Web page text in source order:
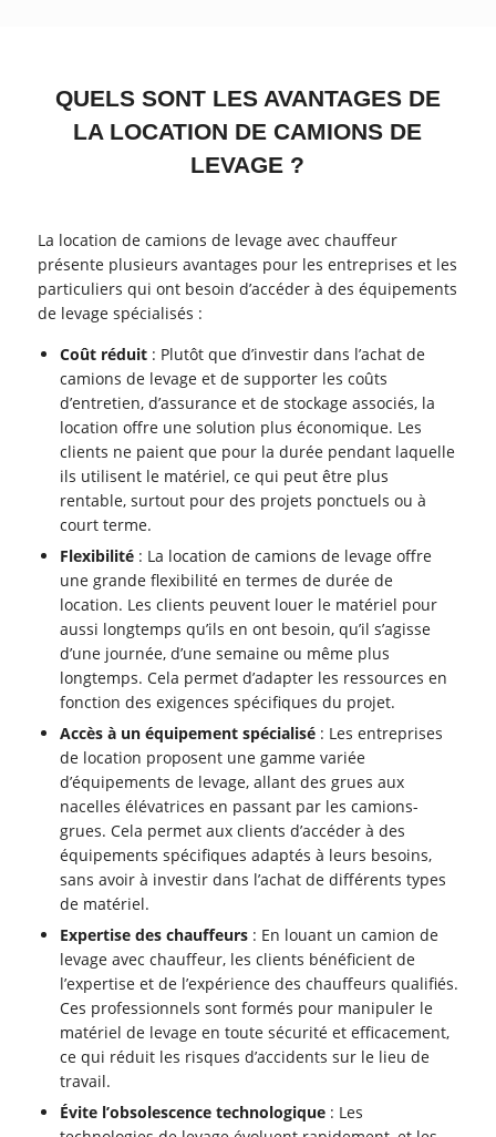
QUELS SONT LES AVANTAGES DE
LA LOCATION DE CAMIONS DE
LEVAGE ?
La location de camions de levage avec chauffeur
présente plusieurs avantages pour les entreprises et les
particuliers qui ont besoin d’accéder à des équipements
de levage spécialisés :
Coût réduit : Plutôt que d’investir dans l’achat de
camions de levage et de supporter les coûts
d’entretien, d’assurance et de stockage associés, la
location offre une solution plus économique. Les
clients ne paient que pour la durée pendant laquelle
ils utilisent le matériel, ce qui peut être plus
rentable, surtout pour des projets ponctuels ou à
court terme.
Flexibilité : La location de camions de levage offre
une grande flexibilité en termes de durée de
location. Les clients peuvent louer le matériel pour
aussi longtemps qu’ils en ont besoin, qu’il s’agisse
d’une journée, d’une semaine ou même plus
longtemps. Cela permet d’adapter les ressources en
fonction des exigences spécifiques du projet.
Accès à un équipement spécialisé : Les entreprises
de location proposent une gamme variée
d’équipements de levage, allant des grues aux
nacelles élévatrices en passant par les camions-
grues. Cela permet aux clients d’accéder à des
équipements spécifiques adaptés à leurs besoins,
sans avoir à investir dans l’achat de différents types
de matériel.
Expertise des chauffeurs : En louant un camion de
levage avec chauffeur, les clients bénéficient de
l’expertise et de l’expérience des chauffeurs qualifiés.
Ces professionnels sont formés pour manipuler le
matériel de levage en toute sécurité et efficacement,
ce qui réduit les risques d’accidents sur le lieu de
travail.
Évite l’obsolescence technologique : Les